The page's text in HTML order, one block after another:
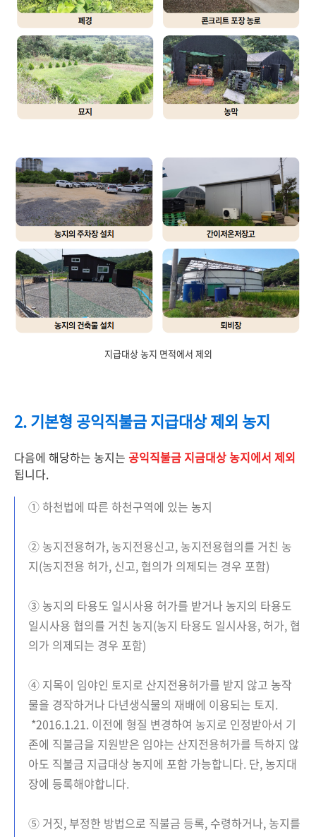
지급대상 농지 면적에서 제외
2. 기본형 공익직불금 지급대상 제외 농지
다음에 해당하는 농지는 공익직불금 지금대상 농지에서 제외
됩니다.
① 하천법에 따른 하천구역에 있는 농지
② 농지전용허가, 농지전용신고, 농지전용협의를 거친 농
지(농지전용 허가, 신고, 협의가 의제되는 경우 포함)
③ 농지의 타용도 일시사용 허가를 받거나 농지의 타용도
일시사용 협의를 거친 농지(농지 타용도 일시사용, 허가, 협
의가 의제되는 경우 포함)
④ 지목이 임야인 토지로 산지전용허가를 받지 않고 농작
물을 경작하거나 다년생식물의 재배에 이용되는 토지.
*2016.1.21. 이전에 형질 변경하여 농지로 인정받아서 기
존에 직불금을 지원받은 임야는 산지전용허가를 득하지 않
아도 직불금 지급대상 농지에 포함 가능합니다. 단, 농지대
장에 등록해야합니다.
⑤ 거짓, 부정한 방법으로 직불금 등록, 수령하거나, 농지를